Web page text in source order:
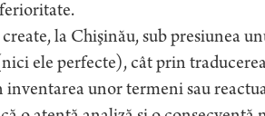
la Chişinău, sub presiunea
ele perfecte), cât prin
unor termeni sau